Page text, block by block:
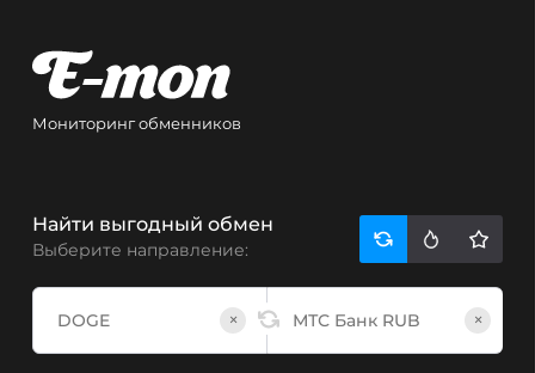
Мониторинг обменников
Найти выгодный обмен
Выберите направление:
× ×